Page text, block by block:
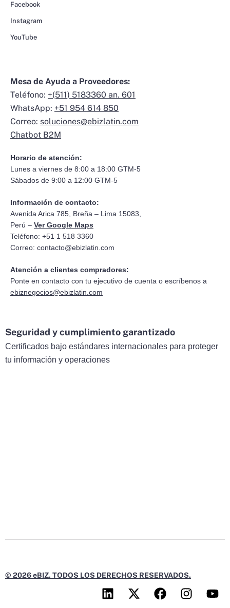
Facebook
Instagram
YouTube
Mesa de Ayuda a Proveedores:
Teléfono: +(511) 5183360 an. 601
WhatsApp: +51 954 614 850
Correo: soluciones@ebizlatin.com
Chatbot B2M
Horario de atención:
Lunes a viernes de 8:00 a 18:00 GTM-5
Sábados de 9:00 a 12:00 GTM-5
Información de contacto:
Avenida Arica 785, Breña – Lima 15083,
Perú – Ver Google Maps
Teléfono: +51 1 518 3360
Correo: contacto@ebizlatin.com
Atención a clientes compradores:
Ponte en contacto con tu ejecutivo de cuenta o escríbenos a
ebiznegocios@ebizlatin.com
Seguridad y cumplimiento garantizado
Certificados bajo estándares internacionales para proteger
tu información y operaciones
© 2026 eBIZ. TODOS LOS DERECHOS RESERVADOS.
L
i
X
-
F
a
I
n
Y
o